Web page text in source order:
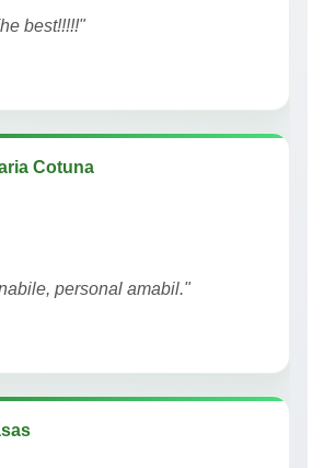
best!!!!!"
Cotuna
personal amabil."